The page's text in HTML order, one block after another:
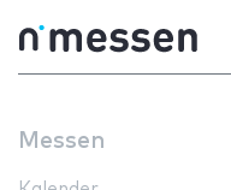
Messen